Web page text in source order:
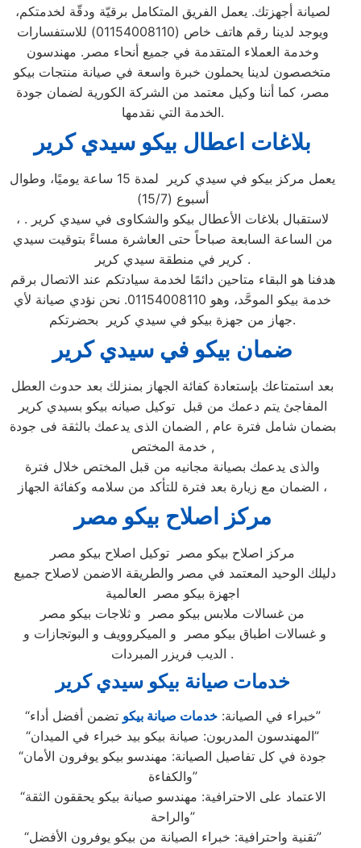
لصيانة أجهزتك. يعمل الفريق المتكامل برقيّة ودقّة لخدمتكم،
ويوجد لدينا رقم هاتف خاص (01154008110) للاستفسارات
وخدمة العملاء المتقدمة في جميع أنحاء مصر. مهندسون
متخصصون لدينا يحملون خبرة واسعة في صيانة منتجات بيكو
مصر، كما أننا وكيل معتمد من الشركة الكورية لضمان جودة
الخدمة التي نقدمها.
بلاغات اعطال بيكو سيدي كرير
يعمل مركز بيكو في سيدي كرير لمدة 15 ساعة يوميًا، وطوال
أسبوع (15/7)
، لاستقبال بلاغات الأعطال بيكو والشكاوى في سيدي كرير .
من الساعة السابعة صباحاً حتى العاشرة مساءً بتوقيت سيدي
كرير في منطقة سيدي كرير .
هدفنا هو البقاء متاحين دائمًا لخدمة سيادتكم عند الاتصال برقم
خدمة بيكو الموحَّد، وهو 01154008110. نحن نؤدي صيانة لأي
جهاز من جهزة بيكو في سيدي كرير بحضرتكم.
ضمان بيكو في سيدي كرير
بعد استمتاعك بإستعادة كفائة الجهاز بمنزلك بعد حدوث العطل
المفاجئ يتم دعمك من قبل توكيل صيانه بيكو بسيدي كرير
بضمان شامل فترة عام , الضمان الذى يدعمك بالثقة فى جودة
خدمة المختص ,
والذى يدعمك بصيانة مجانيه من قبل المختص خلال فترة
الضمان مع زيارة بعد فترة للتأكد من سلامه وكفائة الجهاز ،
مركز اصلاح بيكو مصر
مركز اصلاح بيكو مصر توكيل اصلاح بيكو مصر
اجهزة بيكو مصر العالمية
من غسالات ملابس بيكو مصر و ثلاجات بيكو مصر
الديب فريزر المبردات .
خدمات صيانة بيكو سيدي كرير
“خبراء في الصيانة:خدمات صيانة بيكو
تضمن أفضل أداء”
“المهندسون المدربون: صيانة بيكو بيد خبراء في الميدان”
“جودة في كل تفاصيل الصيانة: مهندسو بيكو يوفرون الأمان
والكفاءة”
“الاعتماد على الاحترافية: مهندسو صيانة بيكو يحققون الثقة
والراحة”
“تقنية واحترافية: خبراء الصيانة من بيكو يوفرون الأفضل”